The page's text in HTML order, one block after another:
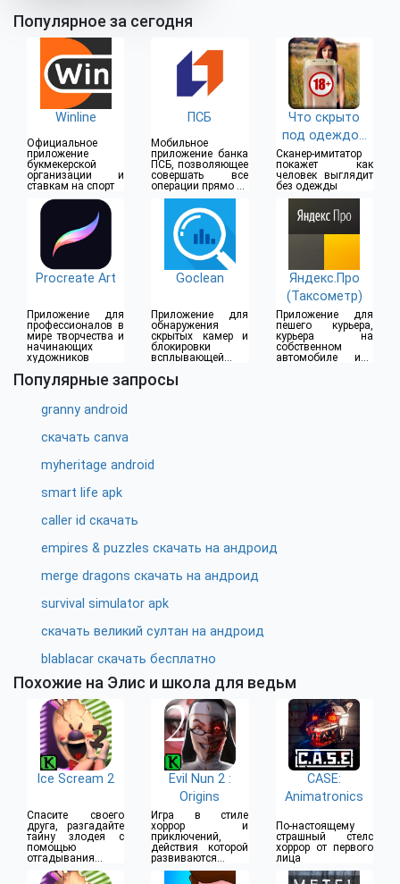
Популярное за сегодня
Winline
Официальное
приложение
букмекерской
организации и
ставкам на спорт
ПСБ
Мобильное
приложение банка
ПСБ, позволяющее
совершать все
операции прямо из
дома
Что скрыто
под одеждой
(18+)
Сканер-имитатор
покажет как
человек выглядит
без одежды
Procreate Art
Приложение для
профессионалов в
мире творчества и
начинающих
художников
Goclean
Приложение для
обнаружения
скрытых камер и
блокировки
всплывающей
Яндекс.Про
(Таксометр)
Приложение для
пешего курьера,
курьера на
собственном
автомобиле или
Популярные запросы
granny android
скачать canva
myheritage android
smart life apk
caller id скачать
empires & puzzles скачать на андроид
merge dragons скачать на андроид
survival simulator apk
скачать великий султан на андроид
blablacar скачать бесплатно
Похожие на Элис и школа для ведьм
Ice Scream 2
Спасите своего
друга, разгадайте
тайну злодея с
помощью
отгадывания
головоломок
Evil Nun 2 :
Origins
Игра в стиле
хоррор и
приключений,
действия которой
развиваются в
монашеской школе
CASE:
Animatronics
По-настоящему
страшный стелс
хоррор от первого
лица